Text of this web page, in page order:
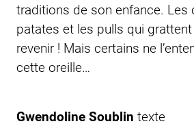
traditions de son enfance. Les
patates et les pulls qui
revenir ! Mais certains ne
cette oreille…
Gwendoline Soublin texte